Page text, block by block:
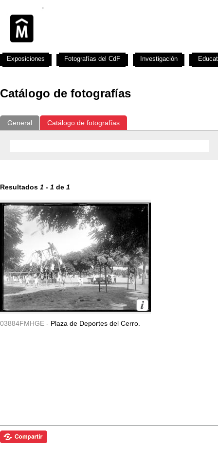
Catálogo de fotografías
General Catálogo de fotografías
Resultados 1 - 1 de 1
03884FMHGE - Plaza de Deportes del Cerro.
Exposiciones Fotografías del CdF Investigación